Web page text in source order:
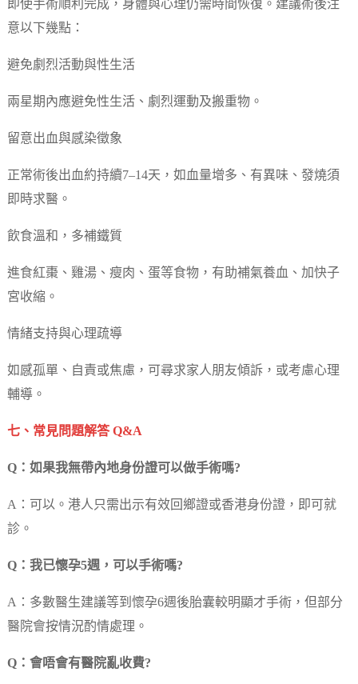
即使手術順利完成，身體與心理仍需時間恢復。建議術後注
意以下幾點：
避免劇烈活動與性生活
兩星期內應避免性生活、劇烈運動及搬重物。
留意出血與感染徵象
正常術後出血約持續7–14天，如血量增多、有異味、發燒須
即時求醫。
飲食溫和，多補鐵質
進食紅棗、雞湯、瘦肉、蛋等食物，有助補氣養血、加快子
宮收縮。
情緒支持與心理疏導
如感孤單、自責或焦慮，可尋求家人朋友傾訴，或考慮心理
輔導。
七、常見問題解答 Q&A
Q：如果我無帶內地身份證可以做手術嗎?
A：可以。港人只需出示有效回鄉證或香港身份證，即可就
診。
Q：我已懷孕5週，可以手術嗎?
A：多數醫生建議等到懷孕6週後胎囊較明顯才手術，但部分
醫院會按情況酌情處理。
Q：會唔會有醫院亂收費?